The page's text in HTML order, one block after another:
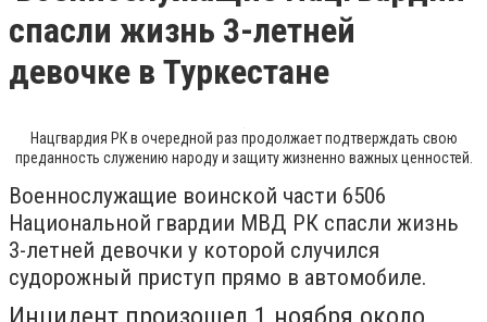
спасли жизнь 3-летней
девочке в Туркестане
Нацгвардия РК в очередной раз продолжает подтверждать свою
преданность служению народу и защиту жизненно важных ценностей.
Военнослужащие воинской части 6506
Национальной гвардии МВД РК спасли жизнь
3-летней девочки у которой случился
судорожный приступ прямо в автомобиле.